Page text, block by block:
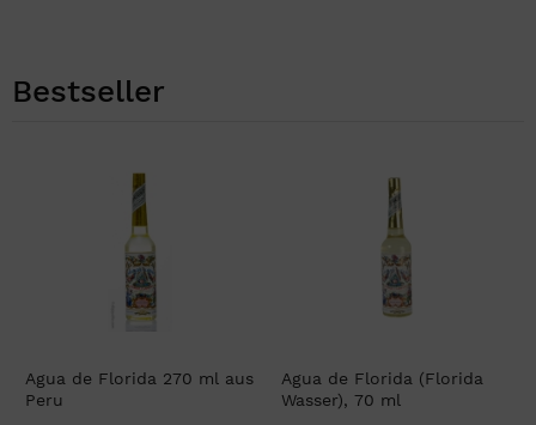
Bestseller
Agua de Florida 270 ml aus
Peru
Agua de Florida (Florida
Wasser), 70 ml